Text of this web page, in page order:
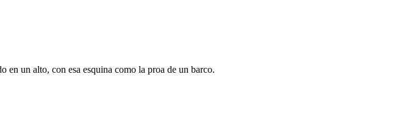
en un alto, con esa esquina como la proa de un barco.